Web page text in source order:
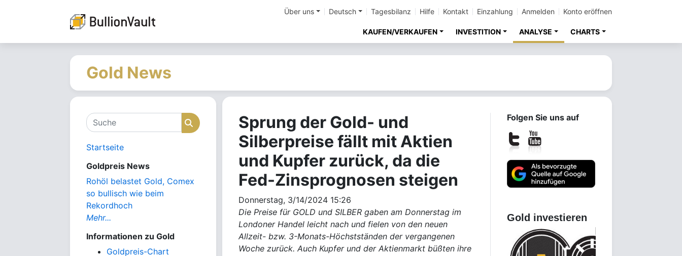
Über uns Deutsch Tagesbilanz Hilfe Kontakt Einzahlung Anmelden Konto eröffnen
KAUFEN/VERKAUFEN INVESTITION ANALYSE CHARTS
Gold News
Suche Suche
Startseite
Goldpreis News
Rohöl belastet Gold, Comex
so bullisch wie beim
Rekordhoch
Mehr...
Informationen zu Gold
Goldpreis-Chart
Sprung der Gold- und
Silberpreise fällt mit Aktien
und Kupfer zurück, da die
Fed-Zinsprognosen steigen
Donnerstag, 3/14/2024 15:26
Die Preise für GOLD und SILBER gaben am Donnerstag im
Londoner Handel leicht nach und fielen von den neuen
Allzeit- bzw. 3-Monats-Höchstständen der vergangenen
Woche zurück. Auch Kupfer und der Aktienmarkt büßten ihre
Folgen Sie uns auf
Gold investieren